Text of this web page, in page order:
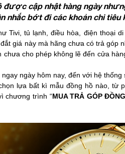
cập nhật hàng ngày
nhắc bớt đi các khoản chi tiêu
Tivi, tủ lạnh, điều hòa, điện thoại
giá này mà hãng chưa có trả góp
cho phép không lẽ đến cửa
ngày hôm nay, đến với hệ
lựa bất kì mẫu đồng hồ nào, từ
chương trình “MUA TRẢ GÓP